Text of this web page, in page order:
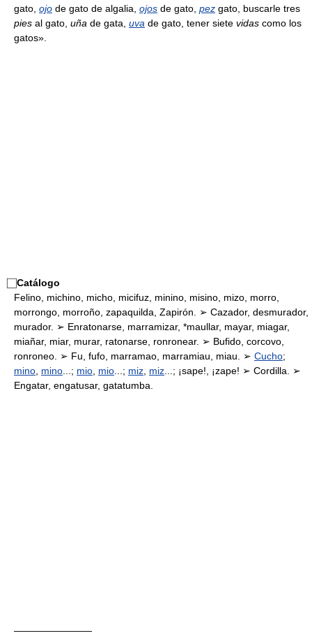
gato, ojo de gato de algalia, ojos de gato, pez gato, buscarle tres
pies al gato, uña de gata, uva de gato, tener siete vidas como los
gatos».
⃞Catálogo
Felino, michino, micho, micifuz, minino, misino, mizo, morro,
morrongo, morroño, zapaquilda, Zapirón. ➢ Cazador, desmurador,
murador. ➢ Enratonarse, marramizar, *maullar, mayar, miagar,
miañar, miar, murar, ratonarse, ronronear. ➢ Bufido, corcovo,
ronroneo. ➢ Fu, fufo, marramao, marramiau, miau. ➢ Cucho;
mino mino ...; mio mio ...; miz miz ...; ¡sape!, ¡zape! ➢ Cordilla. ➢
Engatar, engatusar, gatatumba.
————————